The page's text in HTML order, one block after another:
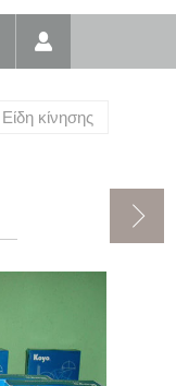
Είδη κίνησης